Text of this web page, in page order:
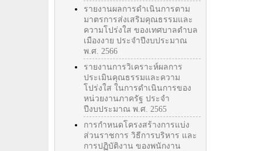
รายงานผลการดำเนินการตาม
มาตรการส่งเสริมคุณธรรมและ
ความโปร่งใส ของเทศบาลตำบล
เมืองงาย ประจำปีงบประมาณ
พ.ศ. 2566
รายงานการวิเคราะห์ผลการ
ประเมินคุณธรรมและความ
โปร่งใส ในการดำเนินการของ
หน่วยงานภาครัฐ ประจำ
ปีงบประมาณ พ.ศ. 2565
การกำหนดโครงสร้างการแบ่ง
ส่วนราชการ วิธีการบริหาร และ
การปฏิบัติงาน ของพนักงาน